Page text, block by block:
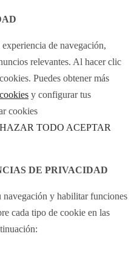
de navegación,
relevantes. Al hacer clic
Puedes obtener más
y configurar tus
cookies
TODO ACEPTAR
DE PRIVACIDAD
y habilitar funciones
cada tipo de cookie en las